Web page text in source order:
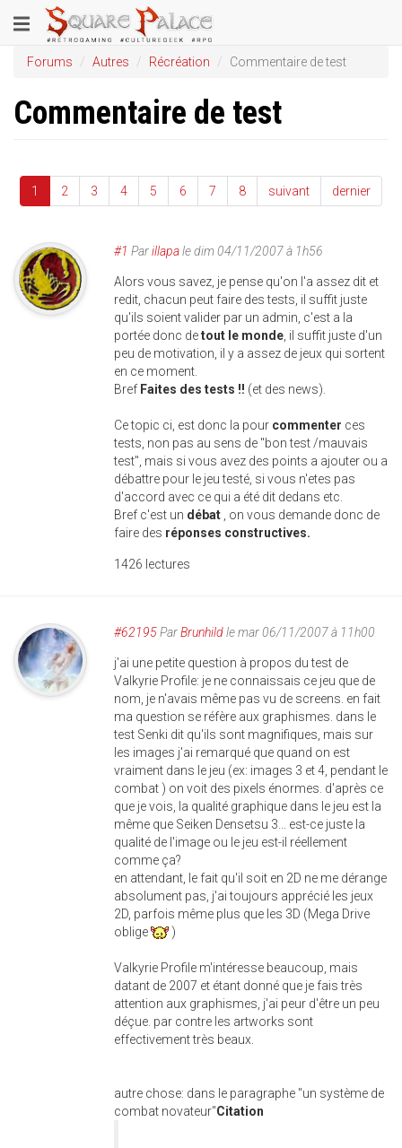
au
contenu
principal
Toggle
navigation
Forums Autres Récréation Commentaire de test
Commentaire de test
1 2 3 4 5 6 7 8 suivant dernier
#1 Parillapaledim 04/11/2007 à 1h56
Alors vous savez, je pense qu'on l'a assez dit et
redit, chacun peut faire des tests, il suffit juste
qu'ils soient valider par un admin, c'est a la
portée donc detout le monde , il suffit juste d'un
peu de motivation, il y a assez de jeux qui sortent
en ce moment.
Bref Faites des tests !! (et des news).
Ce topic ci, est donc la pour commenter ces
tests, non pas au sens de "bon test /mauvais
test", mais si vous avez des points a ajouter ou a
débattre pour le jeu testé, si vous n'etes pas
d'accord avec ce qui a été dit dedans etc.
Bref c'est un débat , on vous demande donc de
faire des réponses constructives.
1426 lectures
#62195ParBrunhildle mar 06/11/2007 à 11h00
j'ai une petite question à propos du test de
Valkyrie Profile: je ne connaissais ce jeu que de
nom, je n'avais même pas vu de screens. en fait
ma question se réfère aux graphismes. dans le
test Senki dit qu'ils sont magnifiques, mais sur
les images j'ai remarqué que quand on est
vraiment dans le jeu (ex: images 3 et 4, pendant le
combat ) on voit des pixels énormes. d'après ce
que je vois, la qualité graphique dans le jeu est la
même que Seiken Densetsu 3... est-ce juste la
qualité de l'image ou le jeu est-il réellement
comme ça?
en attendant, le fait qu'il soit en 2D ne me dérange
absolument pas, j'ai toujours apprécié les jeux
2D, parfois même plus que les 3D (Mega Drive
oblige
)
Valkyrie Profile m'intéresse beaucoup, mais
datant de 2007 et étant donné que je fais très
attention aux graphismes, j'ai peur d'être un peu
déçue. par contre les artworks sont
effectivement très beaux.
autre chose: dans le paragraphe "un système de
combat novateur"Citation